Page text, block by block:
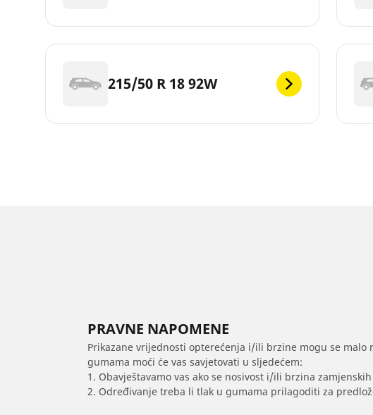
215/50 R 18 92W
PRAVNE NAPOMENE
Prikazane vrijednosti opterećenja i/ili brzine mogu se
gumama moći će vas savjetovati u sljedećem:
1. Obavještavamo vas ako se nosivost i/ili brzina
2. Određivanje treba li tlak u gumama prilagoditi za